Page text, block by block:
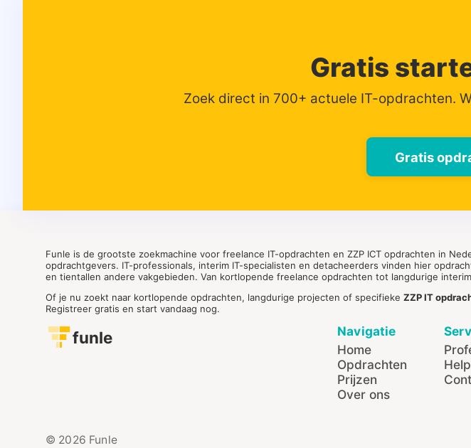
Gratis
Zoek direct in 700+ actuele IT-opdrachten.
Gratis
Funle is de grootste zoekmachine voor freelance IT-opdrachten en ZZP ICT opdrachten in
opdrachtgevers. IT-professionals, interim IT-specialisten en detacheerders vinden hier
en tientallen andere vakgebieden. Van kortlopende freelance opdrachten tot langdurige
Of je nu zoekt naar kortlopende opdrachten, langdurige projecten of specifieke ZZP IT
Registreer gratis en start vandaag nog.
funle
Navigatie
Home
Opdrachten
Prijzen
Over ons
Help
© 2026 Funle